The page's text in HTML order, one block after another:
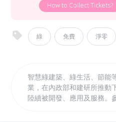
How to Collect Tickets?
綠 免費 淨零
智慧綠建築、綠生活、節能
業，在內政部和建研所推動
陸續被開發、應用及服務。